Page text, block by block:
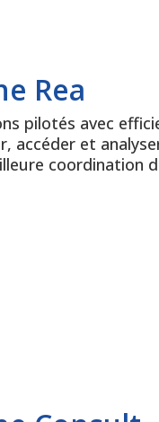
Rea
pilotés avec
accéder et
coordination